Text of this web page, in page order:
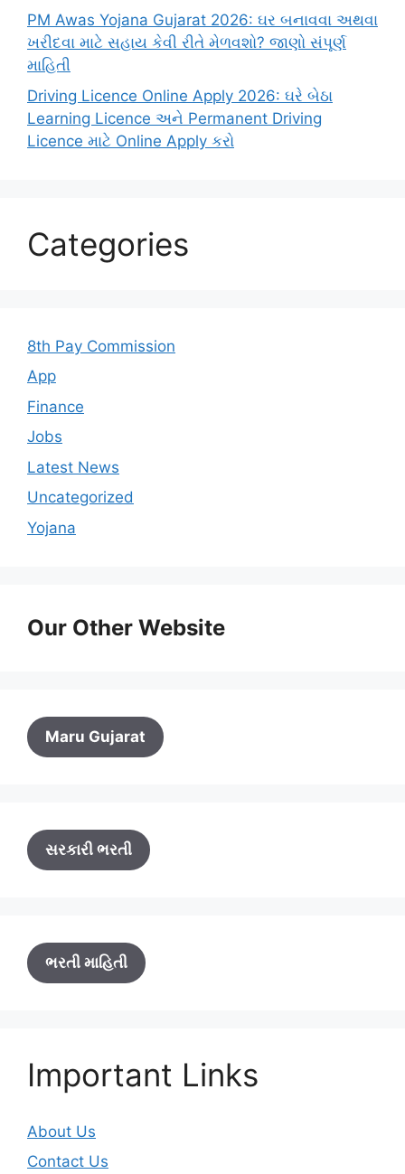
PM Awas Yojana Gujarat 2026: ઘર બનાવવા અથવા
ખરીદવા માટે સહાય કેવી રીતે મેળવશો? જાણો સંપૂર્ણ
માહિતી
Driving Licence Online Apply 2026: ઘરે બેઠા
Learning Licence અને Permanent Driving
Licence માટે Online Apply કરો
Categories
8th Pay Commission
App
Finance
Jobs
Latest News
Uncategorized
Yojana
Our Other Website
Maru Gujarat
સરકારી ભરતી
ભરતી માહિતી
Important Links
About Us
Contact Us